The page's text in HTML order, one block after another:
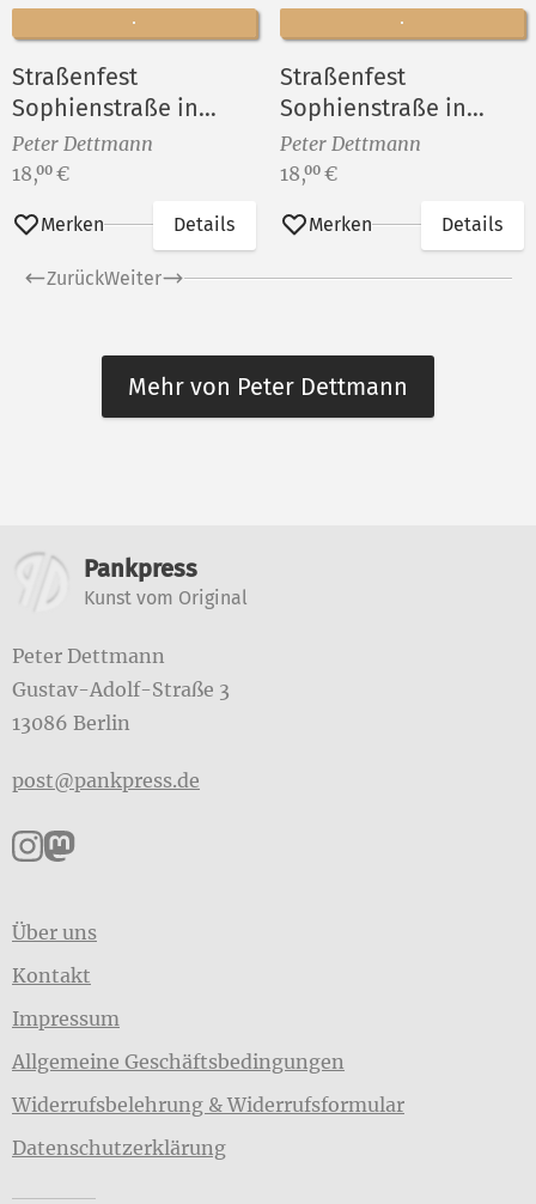
Straßenfest
Sophienstraße in
Berlin-Rummelsburg
VIII
Peter Dettmann
Preis:
18,00 €
Merken Details
Straßenfest
Sophienstraße in
Berlin-Rummelsburg
VII
Peter Dettmann
Preis:
18,00 €
Merken Details
ZurückWeiter
Mehr von Peter Dettmann
Weitere Informationen
Pankpress
Kunst vom Original
Peter Dettmann
Gustav-Adolf-Straße 3
13086 Berlin
post@pankpress.de
Pankpress auf Instagram
Pankpress auf Mastodon
Über uns
Kontakt
Impressum
Allgemeine Geschäftsbedingungen
Widerrufsbelehrung & Widerrufsformular
Datenschutzerklärung